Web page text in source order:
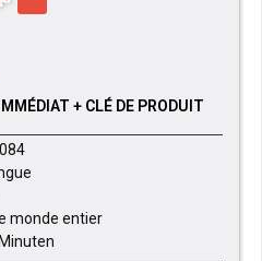
+ CLÉ DE PRODUIT
monde entier